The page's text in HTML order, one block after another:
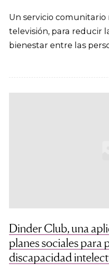
Un servicio comunitario
televisión, para reducir
bienestar entre las
Dinder Club, una
planes sociales para
discapacidad